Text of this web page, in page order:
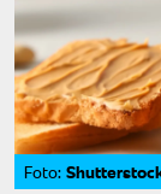
Foto: